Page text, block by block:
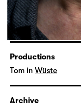
Productions
Tom in Wüste
Archive